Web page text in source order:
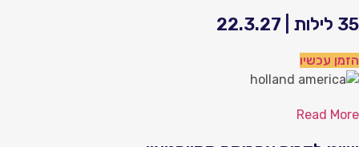
| 22.3.27
עכשיו
Read